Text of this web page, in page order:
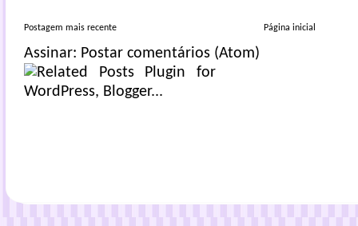
Postagem mais recente Página inicial
Assinar: Postar comentários (Atom)